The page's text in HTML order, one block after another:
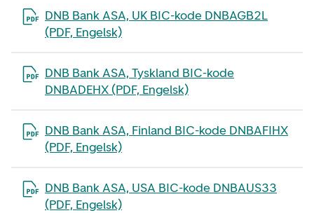
DNB Bank ASA, UK BIC-kode DNBAGB2L
(PDF, Engelsk)
Åpne filen i en ny fane
DNB Bank ASA, Tyskland BIC-kode
DNBADEHX (PDF, Engelsk)
Åpne filen i en ny fane
DNB Bank ASA, Finland BIC-kode DNBAFIHX
(PDF, Engelsk)
Åpne filen i en ny fane
DNB Bank ASA, USA BIC-kode DNBAUS33
(PDF, Engelsk)
Åpne filen i en ny fane